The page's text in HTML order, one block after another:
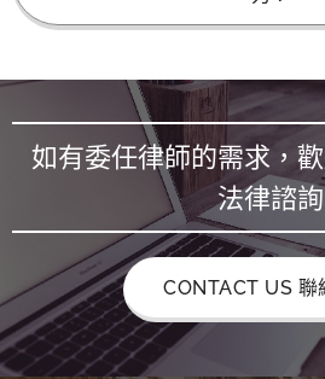
如有委任律師的需求，
法律諮詢
CONTACT US 聯